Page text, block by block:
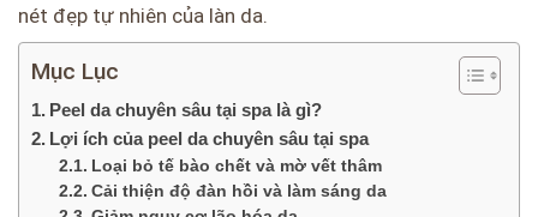
nét đẹp tự nhiên của làn da.
Mục Lục
Peel da chuyên sâu tại spa là gì?
Lợi ích của peel da chuyên sâu tại spa
Loại bỏ tế bào chết và mờ vết thâm
Cải thiện độ đàn hồi và làm sáng da